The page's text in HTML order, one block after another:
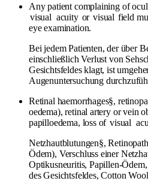
Any patient complaining of
visual acuity or visual field
eye examination.
Bei jedem Patienten, der über
einschließlich Verlust von
Gesichtsfeldes klagt, ist
Augenuntersuchung
Retinal haemorrhages§,
oedema), retinal artery or vein
papilloedema, loss of visual
Netzhautblutungen§,
Ödem), Verschluss einer
Optikusneuritis, Papillen-
des Gesichtsfeldes, Cotton